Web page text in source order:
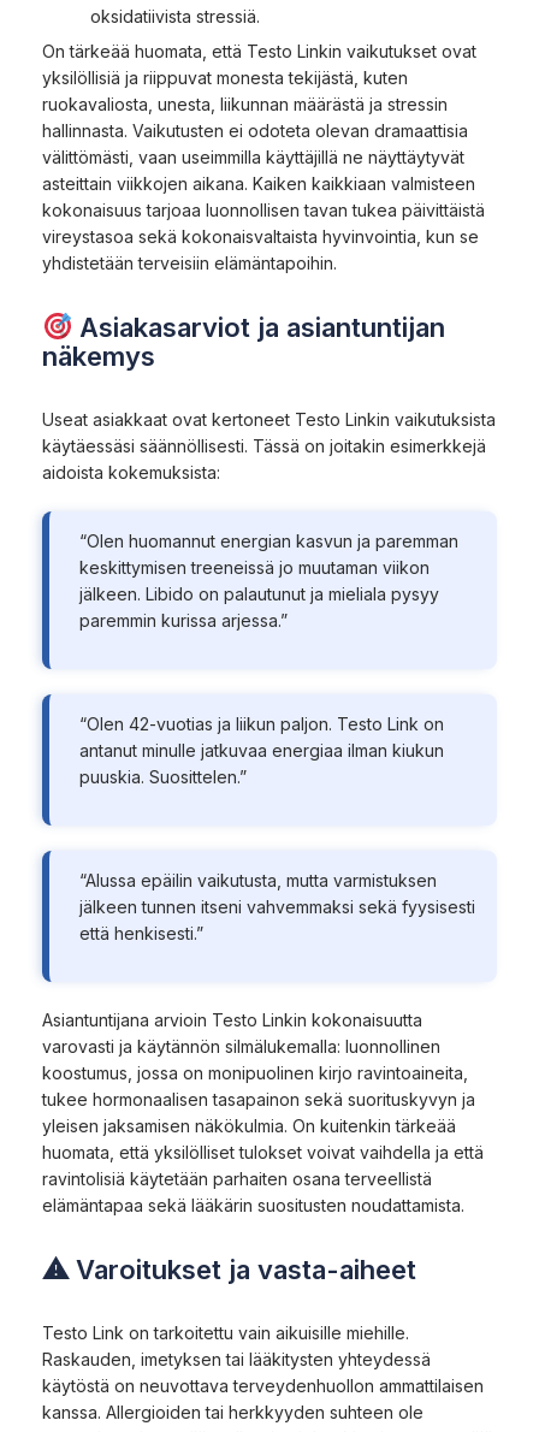
oksidatiivista stressiä.
On tärkeää huomata, että Testo Linkin vaikutukset ovat
yksilöllisiä ja riippuvat monesta tekijästä, kuten
ruokavaliosta, unesta, liikunnan määrästä ja stressin
hallinnasta. Vaikutusten ei odoteta olevan dramaattisia
välittömästi, vaan useimmilla käyttäjillä ne näyttäytyvät
asteittain viikkojen aikana. Kaiken kaikkiaan valmisteen
kokonaisuus tarjoaa luonnollisen tavan tukea päivittäistä
vireystasoa sekä kokonaisvaltaista hyvinvointia, kun se
yhdistetään terveisiin elämäntapoihin.
Asiakasarviot ja asiantuntijan
näkemys
Useat asiakkaat ovat kertoneet Testo Linkin vaikutuksista
käytäessäsi säännöllisesti. Tässä on joitakin esimerkkejä
aidoista kokemuksista:
“Olen huomannut energian kasvun ja paremman
keskittymisen treeneissä jo muutaman viikon
jälkeen. Libido on palautunut ja mieliala pysyy
paremmin kurissa arjessa.”
“Olen 42-vuotias ja liikun paljon. Testo Link on
antanut minulle jatkuvaa energiaa ilman kiukun
puuskia. Suosittelen.”
“Alussa epäilin vaikutusta, mutta varmistuksen
jälkeen tunnen itseni vahvemmaksi sekä fyysisesti
että henkisesti.”
Asiantuntijana arvioin Testo Linkin kokonaisuutta
varovasti ja käytännön silmälukemalla: luonnollinen
koostumus, jossa on monipuolinen kirjo ravintoaineita,
tukee hormonaalisen tasapainon sekä suorituskyvyn ja
yleisen jaksamisen näkökulmia. On kuitenkin tärkeää
huomata, että yksilölliset tulokset voivat vaihdella ja että
ravintolisiä käytetään parhaiten osana terveellistä
elämäntapaa sekä lääkärin suositusten noudattamista.
⚠ Varoitukset ja vasta-aiheet
Testo Link on tarkoitettu vain aikuisille miehille.
Raskauden, imetyksen tai lääkitysten yhteydessä
käytöstä on neuvottava terveydenhuollon ammattilaisen
kanssa. Allergioiden tai herkkyyden suhteen ole